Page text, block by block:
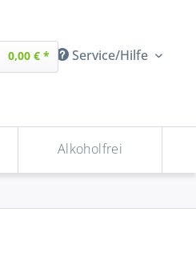
Service/Hilfe
0,00 € *
Alkoholfrei